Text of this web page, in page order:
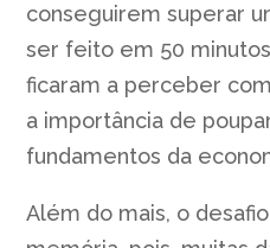
conseguirem superar
ser feito em 50
ficaram a perceber
a importância de
fundamentos da
Além do mais, o